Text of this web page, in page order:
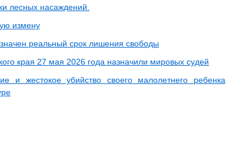
лесных насаждений.
измену
реальный срок лишения свободы
края 27 мая 2026 года назначили мировых судей
и жестокое убийство своего малолетнего ребенка